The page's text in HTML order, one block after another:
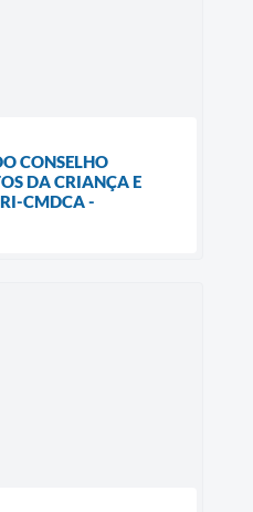
CONSELHO
DA CRIANÇA E
CMDCA -